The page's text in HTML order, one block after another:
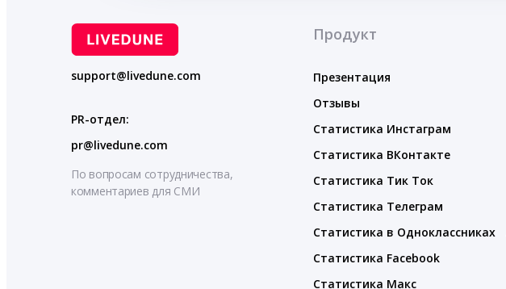
support@livedune.com
PR-отдел:
pr@livedune.com
По вопросам сотрудничества,
комментариев для СМИ
Продукт
Презентация
Отзывы
Статистика Инстаграм
Статистика ВКонтакте
Статистика Тик Ток
Статистика Телеграм
Статистика в Одноклассниках
Статистика Facebook
Статистика Макс